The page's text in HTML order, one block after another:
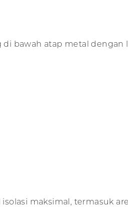
bawah atap metal
maksimal, termasuk